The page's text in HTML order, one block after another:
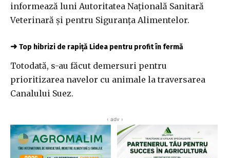
informează luni Autoritatea Naţională Sanitară
Veterinară şi pentru Siguranţa Alimentelor.
➜ Top hibrizi de rapiță Lidea pentru profit în fermă
Totodată, s-au făcut demersuri pentru
prioritizarea navelor cu animale la traversarea
Canalului Suez.
‹ adv ›